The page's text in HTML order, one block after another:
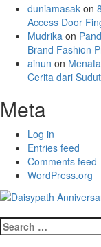
duniamasak on
Access Door
Mudrika on
Brand Fashion
ainun on
Cerita dari
Meta
Log in
Entries feed
Comments feed
WordPress.org
Search
for: